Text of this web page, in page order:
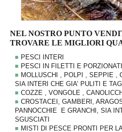
NEL NOSTRO PUNTO
TROVARE LE MIGLIORI
PESCI INTERI
PESCI IN FILETTI E PORZIONATI
MOLLUSCHI , POLPI , SEPPIE ,
SIA INTERI CHE GIA’ PULITI E
COZZE , VONGOLE ,
CROSTACEI, GAMBERI,
PANNOCCHIE E GRANCHI, SIA
SGUSCIATI
MISTI DI PESCE PRONTI PER